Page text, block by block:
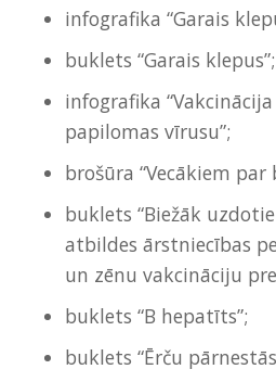
infografika “Garais
buklets “Garais klepus”;
infografika
papilomas vīrusu”;
brošūra “Vecākiem par
buklets “Biežāk
atbildes ārstniecības
un zēnu vakcināciju
buklets “B hepatīts”;
buklets “Ērču